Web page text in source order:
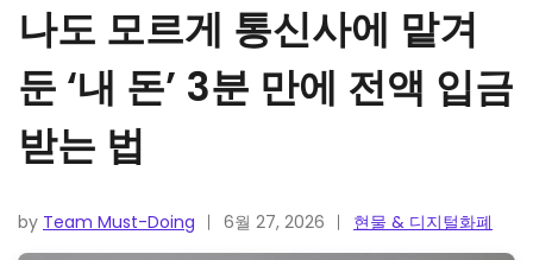
나도 모르게 통신사에 맡겨
둔 ‘내 돈’ 3분 만에 전액 입금
받는 법
by Team Must-Doing 6월 27, 2026 현물 & 디지털화폐